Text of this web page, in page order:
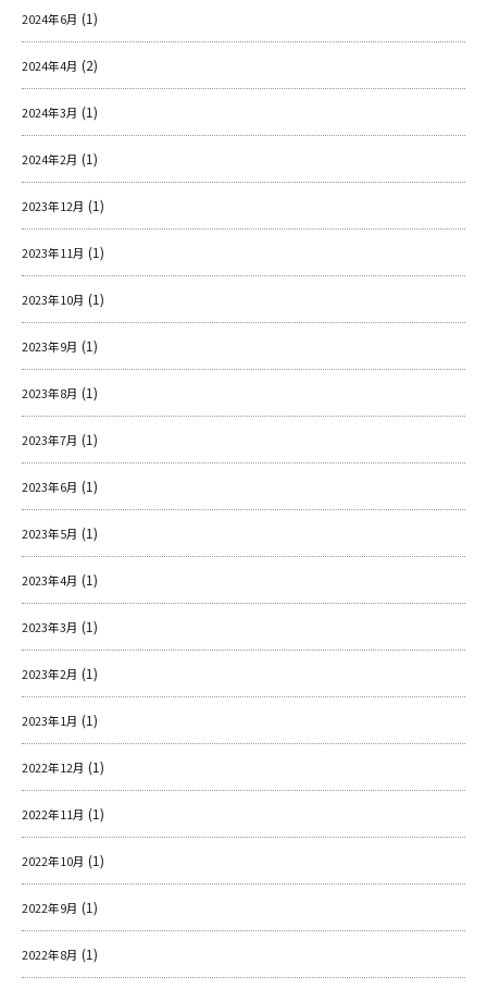
2024年6月 (1)
2024年4月 (2)
2024年3月 (1)
2024年2月 (1)
2023年12月 (1)
2023年11月 (1)
2023年10月 (1)
2023年9月 (1)
2023年8月 (1)
2023年7月 (1)
2023年6月 (1)
2023年5月 (1)
2023年4月 (1)
2023年3月 (1)
2023年2月 (1)
2023年1月 (1)
2022年12月 (1)
2022年11月 (1)
2022年10月 (1)
2022年9月 (1)
2022年8月 (1)